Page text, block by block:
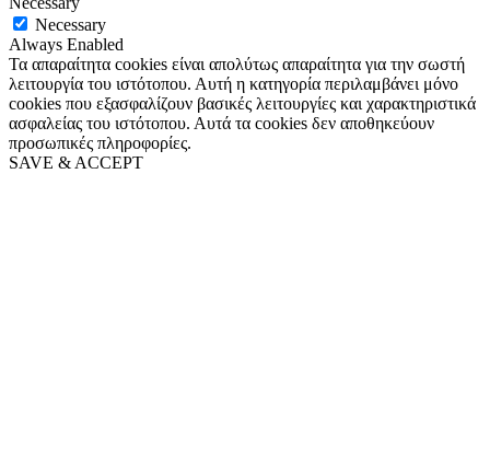
Necessary
Always Enabled
Τα απαραίτητα cookies είναι απολύτως απαραίτητα για την σωστή
λειτουργία του ιστότοπου. Αυτή η κατηγορία περιλαμβάνει μόνο
cookies που εξασφαλίζουν βασικές λειτουργίες και χαρακτηριστικά
ασφαλείας του ιστότοπου. Αυτά τα cookies δεν αποθηκεύουν
προσωπικές πληροφορίες.
SAVE & ACCEPT